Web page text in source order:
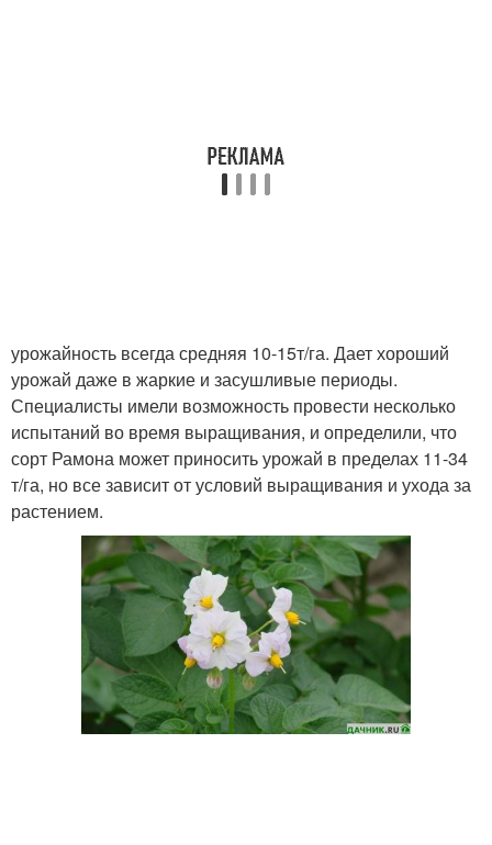
урожайность всегда средняя 10-15т/га. Дает хороший
урожай даже в жаркие и засушливые периоды.
Специалисты имели возможность провести несколько
испытаний во время выращивания, и определили, что
сорт Рамона может приносить урожай в пределах 11-34
т/га, но все зависит от условий выращивания и ухода за
растением.